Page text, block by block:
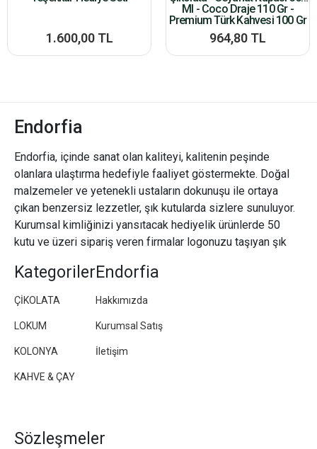
1.600,00 TL
Ml - Coco Draje 110 Gr -
Premium Türk Kahvesi 100 Gr
964,80 TL
Endorfia
Endorfia, içinde sanat olan kaliteyi, kalitenin peşinde
olanlara ulaştırma hedefiyle faaliyet göstermekte. Doğal
malzemeler ve yetenekli ustaların dokunuşu ile ortaya
çıkan benzersiz lezzetler, şık kutularda sizlere sunuluyor.
Kurumsal kimliğinizi yansıtacak hediyelik ürünlerde 50
kutu ve üzeri sipariş veren firmalar logonuzu taşıyan şık
Kategoriler
ÇİKOLATA
LOKUM
KOLONYA
KAHVE & ÇAY
Endorfia
Hakkımızda
Kurumsal Satış
İletişim
Sözleşmeler